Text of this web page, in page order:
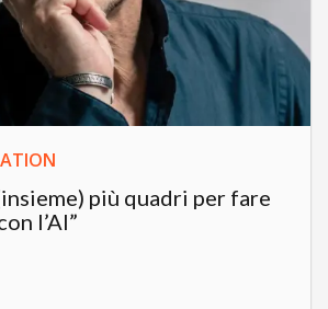
più quadri per fare
l’AI”